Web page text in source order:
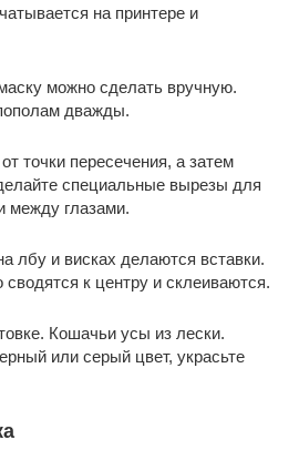
на принтере и
можно сделать вручную.
дважды.
точки пересечения, а затем
специальные вырезы для
между глазами.
лбу и висках делаются вставки.
сводятся к центру и склеиваются.
Кошачьи усы из лески.
или серый цвет, украсьте